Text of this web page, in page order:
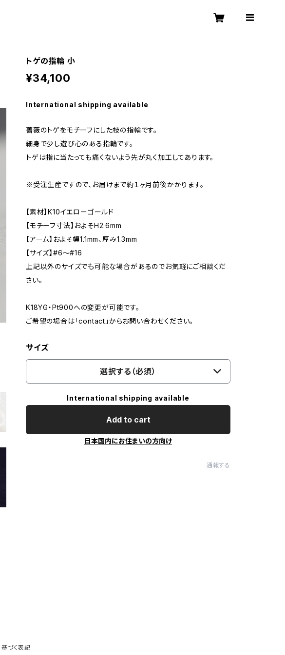
トゲの指輪 小
¥34,100
International shipping available
薔薇のトゲをモチーフにした枝の指輪です。
細身で少し遊び心のある指輪です。
トゲは指に当たっても痛くないよう先が丸く加工してあります。
※受注生産ですので、お届けまで約１ヶ月前後かかります。
【素材】K10イエローゴールド
【モチーフ寸法】およそH2.6mm
【アーム】およそ幅1.1mm、厚み1.3mm
【サイズ】#6～#16
上記以外のサイズでも可能な場合があるのでお気軽にご相談くだ
さい。
K18YG・Pt900への変更が可能です。
ご希望の場合は「contact」からお問い合わせください。
サイズ
選択する（必須）
International shipping available
Add to cart
日本国内にお住まいの方向け
通報する
づく表記